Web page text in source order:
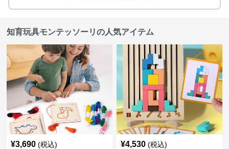
知育玩具モンテッソーリの人気アイテム
¥3,690 (税込) ¥4,530 (税込)